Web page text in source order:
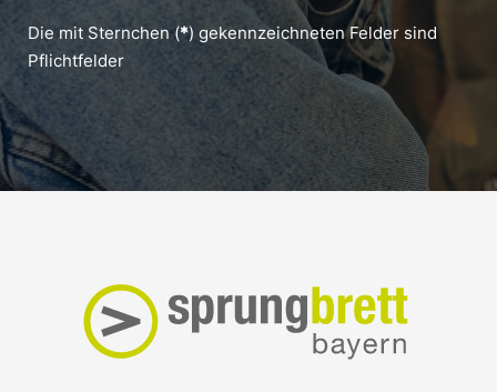
Die mit Sternchen (*) gekennzeichneten Felder sind
Pflichtfelder